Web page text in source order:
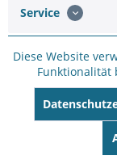
678,60 € 848,24 €
Service
Diese Website
Funktionalität